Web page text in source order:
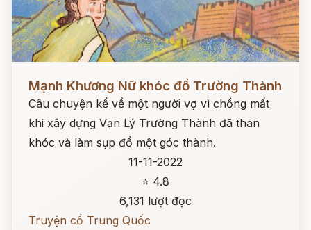
Mạnh Khương Nữ khóc đổ Trường Thành
Câu chuyện kể về một người vợ vì chồng mất
khi xây dựng Vạn Lý Trường Thành đã than
khóc và làm sụp đổ một góc thành.
11-11-2022
⭐ 4.8
6,131 lượt đọc
Truyện cổ Trung Quốc